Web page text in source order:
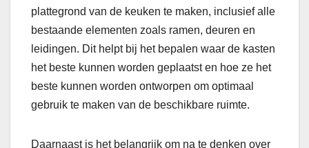
plattegrond van de keuken te maken, inclusief alle
bestaande elementen zoals ramen, deuren en
leidingen. Dit helpt bij het bepalen waar de kasten
het beste kunnen worden geplaatst en hoe ze het
beste kunnen worden ontworpen om optimaal
gebruik te maken van de beschikbare ruimte.
Daarnaast is het belangrijk om na te denken over